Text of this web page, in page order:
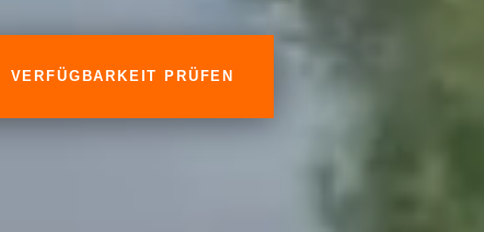
VERFÜGBARKEIT PRÜFEN